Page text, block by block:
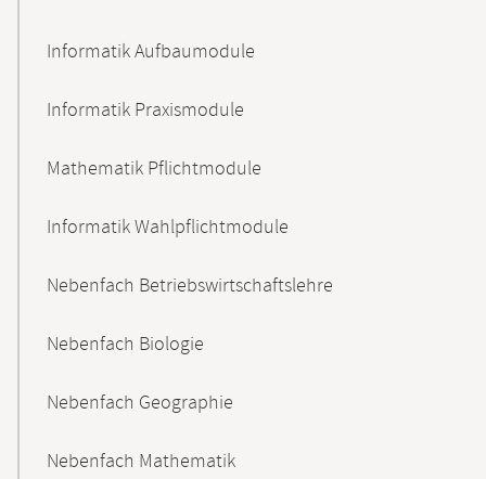
Informatik Aufbaumodule
Informatik Praxismodule
Mathematik Pflichtmodule
Informatik Wahlpflichtmodule
Nebenfach Betriebswirtschaftslehre
Nebenfach Biologie
Nebenfach Geographie
Nebenfach Mathematik